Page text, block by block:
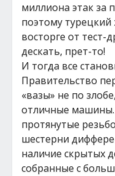
миллиона этак за
поэтому турецкий
восторге от тест-
дескать, прет-то!
И тогда все
Правительство
«вазы» не по
отличные машины.
протянутые
шестерни
наличие скрытых
собранные с